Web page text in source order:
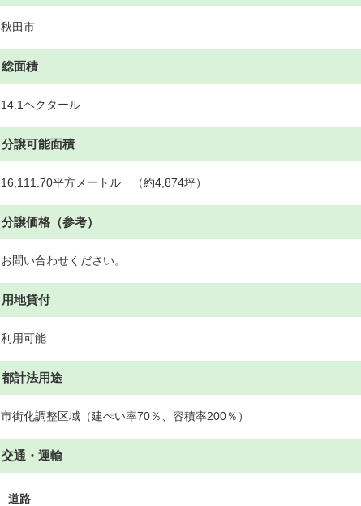
秋田市
総面積
14.1ヘクタール
分譲可能面積
16,111.70平方メートル （約4,874坪）
分譲価格（参考）
お問い合わせください。
用地貸付
利用可能
都計法用途
市街化調整区域（建ぺい率70％、容積率200％）
交通・運輸
道路